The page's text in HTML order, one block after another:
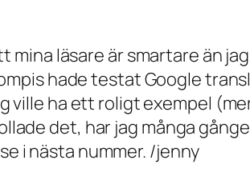
läsare är smartare än
hade testat Google
ville ha ett roligt exempel
det, har jag många
i nästa nummer. /jenny